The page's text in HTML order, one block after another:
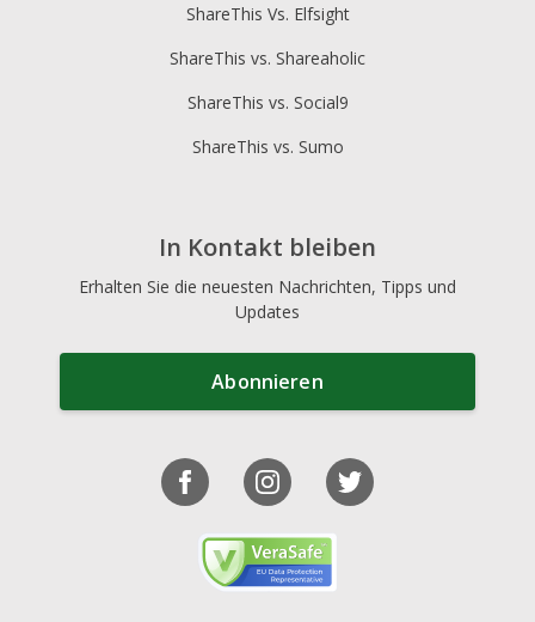
ShareThis Vs. Elfsight
ShareThis vs. Shareaholic
ShareThis vs. Social9
ShareThis vs. Sumo
In Kontakt bleiben
Erhalten Sie die neuesten Nachrichten, Tipps und
Updates
Abonnieren